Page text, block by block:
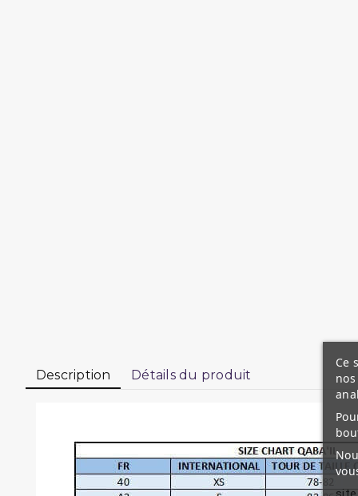
Description Détails du produit
Ce
site